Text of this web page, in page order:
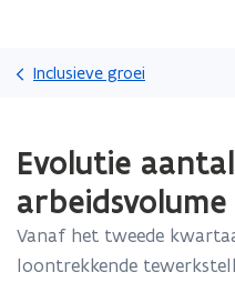
Inclusieve groei
met
laden.
zich
op:
Evolutie
arbeidsvolume
Vanaf het tweede
loontrekkende